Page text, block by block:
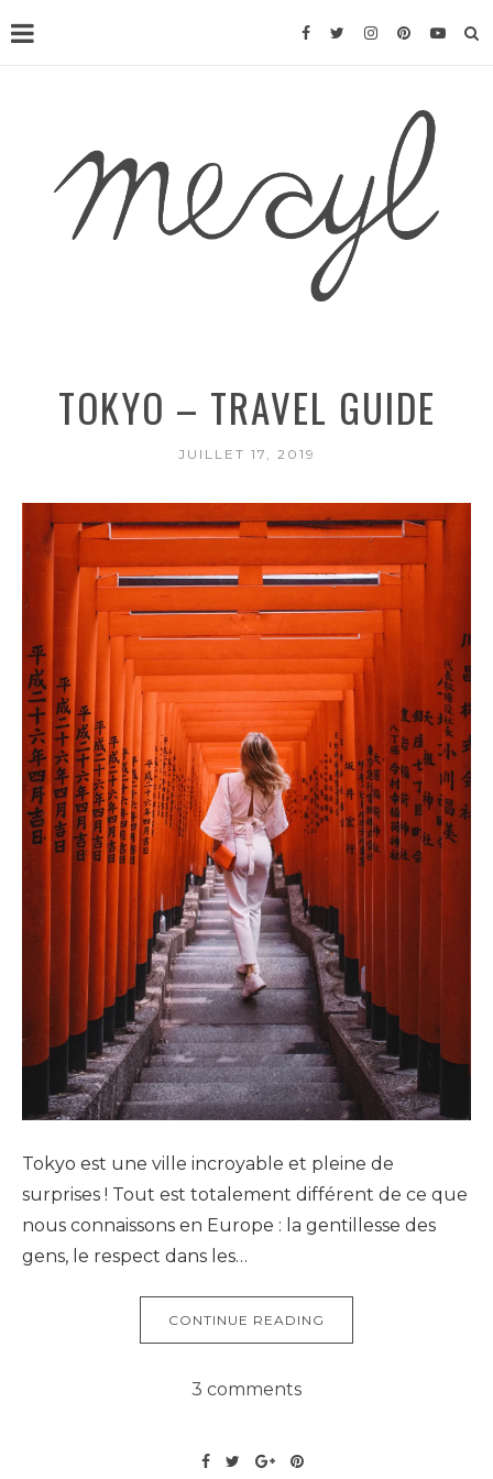
TOKYO – TRAVEL GUIDE
JUILLET 17, 2019
Tokyo est une ville incroyable et pleine de
surprises ! Tout est totalement différent de ce que
nous connaissons en Europe : la gentillesse des
gens, le respect dans les…
CONTINUE READING
3 comments